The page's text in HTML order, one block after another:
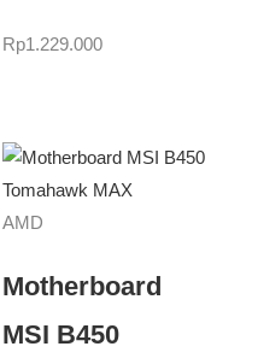
Rp1.229.000
AMD
Motherboard
MSI B450